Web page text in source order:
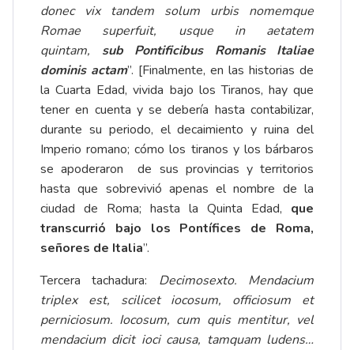
donec vix tandem solum urbis nomemque
Romae superfuit, usque in aetatem
quintam, sub Pontificibus Romanis Italiae
dominis actam”. [Finalmente, en las historias de
la Cuarta Edad, vivida bajo los Tiranos, hay que
tener en cuenta y se debería hasta contabilizar,
durante su periodo, el decaimiento y ruina del
Imperio romano; cómo los tiranos y los bárbaros
se apoderaron de sus provincias y territorios
hasta que sobrevivió apenas el nombre de la
ciudad de Roma; hasta la Quinta Edad, que
transcurrió bajo los Pontífices de Roma,
señores de Italia”.
Tercera tachadura: Decimosexto. Mendacium
triplex est, scilicet iocosum, officiosum et
perniciosum. Iocosum, cum quis mentitur, vel
mendacium dicit ioci causa, tamquam ludens…